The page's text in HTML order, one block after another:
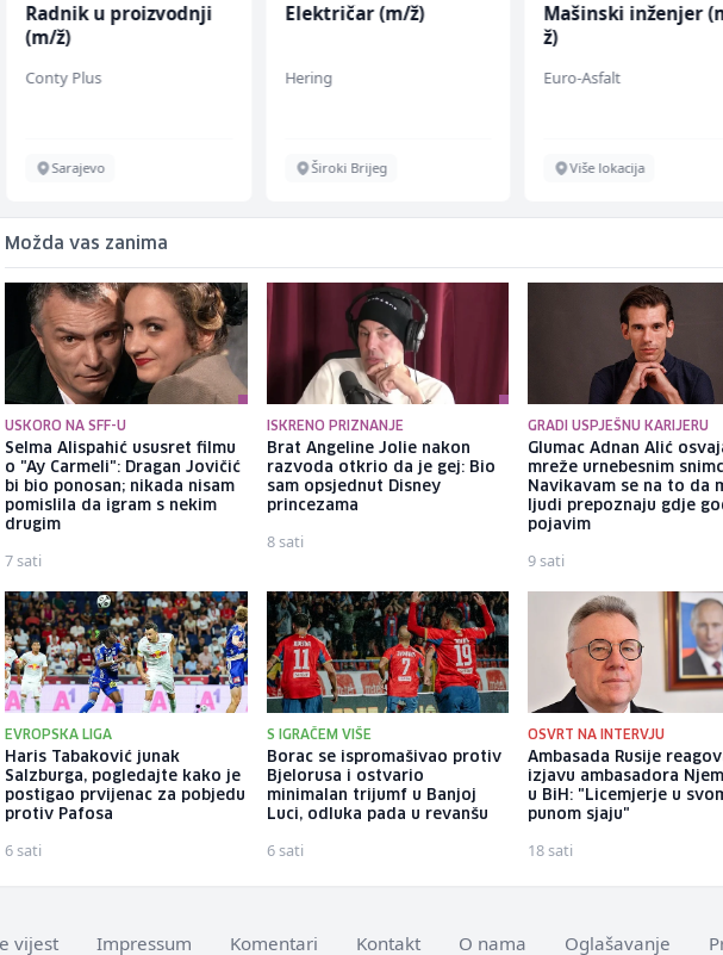
Radnik u proizvodnji
(m/ž)
Conty Plus
Sarajevo
Električar (m/ž)
Hering
Široki Brijeg
Mašinski inženjer
ž)
Euro-Asfalt
Više lokacija
Možda vas zanima
USKORO NA SFF-U
Selma Alispahić ususret filmu
o "Ay Carmeli": Dragan Jovičić
bi bio ponosan; nikada nisam
pomislila da igram s nekim
drugim
7 sati
ISKRENO PRIZNANJE
Brat Angeline Jolie nakon
razvoda otkrio da je gej: Bio
sam opsjednut Disney
princezama
8 sati
GRADI USPJEŠNU KARIJERU
Glumac Adnan Alić
mreže urnebesnim
Navikavam se na to da
ljudi prepoznaju gdje
pojavim
9 sati
EVROPSKA LIGA
Haris Tabaković junak
Salzburga, pogledajte kako je
postigao prvijenac za pobjedu
protiv Pafosa
6 sati
S IGRAČEM VIŠE
Borac se ispromašivao protiv
Bjelorusa i ostvario
minimalan trijumf u Banjoj
Luci, odluka pada u revanšu
6 sati
OSVRT NA INTERVJU
Ambasada Rusije
izjavu ambasadora
u BiH: "Licemjerje u
punom sjaju"
18 sati
vijest Impressum Komentari Kontakt O nama Oglašavanje